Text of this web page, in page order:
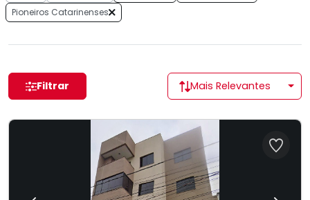
Pioneiros Catarinenses
Filtrar Mais Relevantes